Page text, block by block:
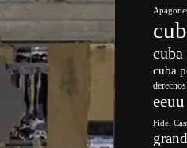
cuba
eeuu
Fidel